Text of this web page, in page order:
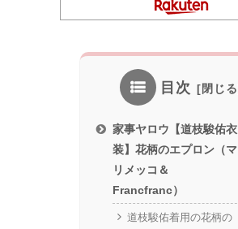
目次
家事ヤロウ【道枝駿佑衣
装】花柄のエプロン（マ
リメッコ＆
Francfranc）
道枝駿佑着用の花柄の